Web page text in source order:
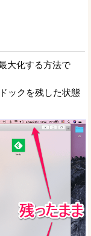
大化する方法で
ックを残した状態